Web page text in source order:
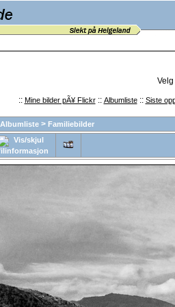
:: Mine bilder pÃ¥ Flickr:: Albumliste:: Siste
Albumliste> Familiebilder